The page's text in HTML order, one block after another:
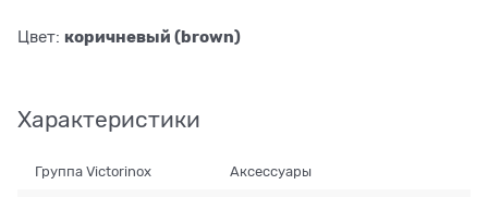
Цвет: коричневый (brown)
Характеристики
Группа Victorinox Аксессуары